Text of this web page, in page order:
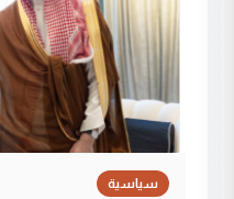
سياسية